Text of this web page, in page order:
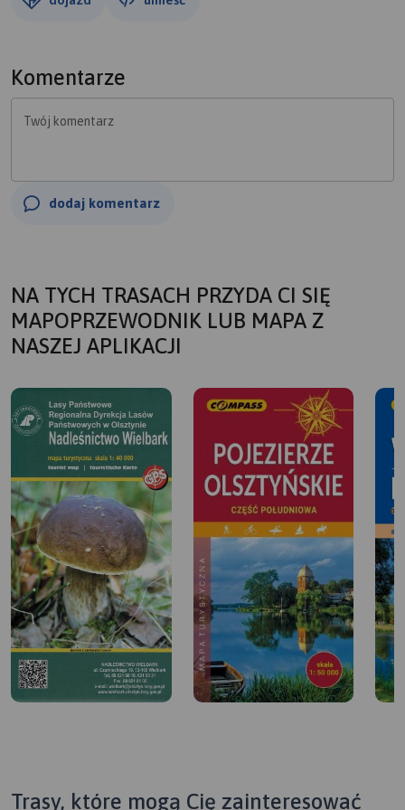
Komentarze
Twój komentarz
dodaj komentarz
NA TYCH TRASACH PRZYDA CI SIĘ
MAPOPRZEWODNIK LUB MAPA Z
NASZEJ APLIKACJI
Trasy, które mogą Cię zainteresować